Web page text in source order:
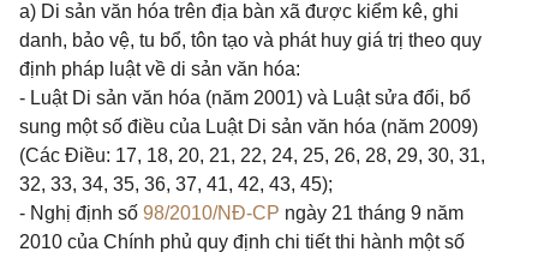
a) Di sản văn hóa trên địa bàn xã được kiểm kê, ghi
danh, bảo vệ, tu bổ, tôn tạo và phát huy giá trị theo quy
định pháp luật về di sản văn hóa:
- Luật Di sản văn hóa (năm 2001) và Luật sửa đổi, bổ
sung một số điều của Luật Di sản văn hóa (năm 2009)
(Các Điều: 17, 18, 20, 21, 22, 24, 25, 26, 28, 29, 30, 31,
32, 33, 34, 35, 36, 37, 41, 42, 43, 45);
- Nghị định số 98/2010/NĐ-CP ngày 21 tháng 9 năm
2010 của Chính phủ quy định chi tiết thi hành một số